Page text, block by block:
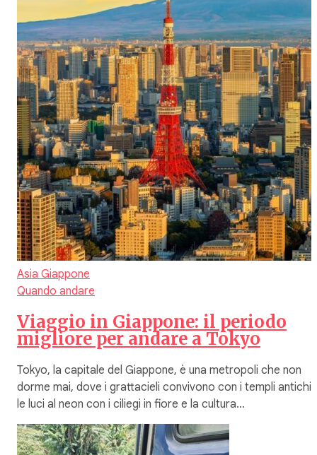
Asia Giappone
Quando andare
Viaggio in Giappone: il periodo
migliore per andare a Tokyo
Tokyo, la capitale del Giappone, è una metropoli che non
dorme mai, dove i grattacieli convivono con i templi antichi,
le luci al neon con i ciliegi in fiore e la cultura…